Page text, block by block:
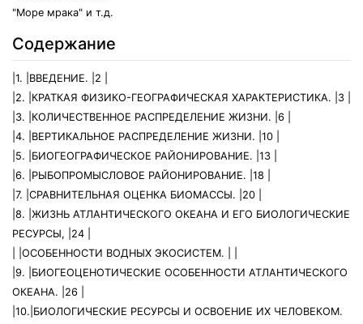
"Море мрака" и т.д.
Содержание
|1. |ВВЕДЕНИЕ. |2 |
|2. |КРАТКАЯ ФИЗИКО-ГЕОГРАФИЧЕСКАЯ ХАРАКТЕРИСТИКА. |3 |
|3. |КОЛИЧЕСТВЕННОЕ РАСПРЕДЕЛЕНИЕ ЖИЗНИ. |6 |
|4. |ВЕРТИКАЛЬНОЕ РАСПРЕДЕЛЕНИЕ ЖИЗНИ. |10 |
|5. |БИОГЕОГРАФИЧЕСКОЕ РАЙОНИРОВАНИЕ. |13 |
|6. |РЫБОПРОМЫСЛОВОЕ РАЙОНИРОВАНИЕ. |18 |
|7. |СРАВНИТЕЛЬНАЯ ОЦЕНКА БИОМАССЫ. |20 |
|8. |ЖИЗНЬ АТЛАНТИЧЕСКОГО ОКЕАНА И ЕГО БИОЛОГИЧЕСКИЕ
РЕСУРСЫ, |24 |
| |ОСОБЕННОСТИ ВОДНЫХ ЭКОСИСТЕМ. | |
|9. |БИОГЕОЦЕНОТИЧЕСКИЕ ОСОБЕННОСТИ АТЛАНТИЧЕСКОГО
ОКЕАНА. |26 |
|10.|БИОЛОГИЧЕСКИЕ РЕСУРСЫ И ОСВОЕНИЕ ИХ ЧЕЛОВЕКОМ.